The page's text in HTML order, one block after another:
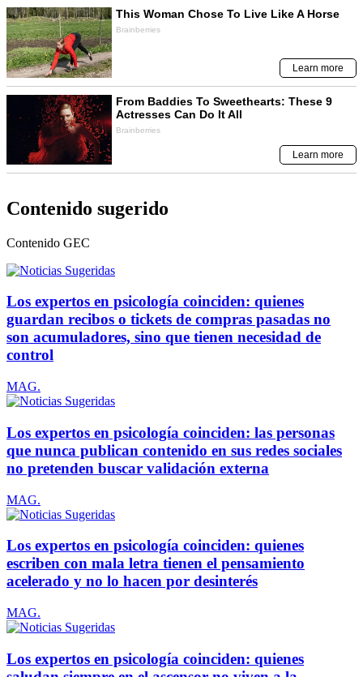
Contenido sugerido
Contenido GEC
Los expertos en psicología coinciden: quienes
guardan recibos o tickets de compras pasadas no
son acumuladores, sino que tienen necesidad de
control
MAG.
Los expertos en psicología coinciden: las personas
que nunca publican contenido en sus redes sociales
no pretenden buscar validación externa
MAG.
Los expertos en psicología coinciden: quienes
escriben con mala letra tienen el pensamiento
acelerado y no lo hacen por desinterés
MAG.
Los expertos en psicología coinciden: quienes